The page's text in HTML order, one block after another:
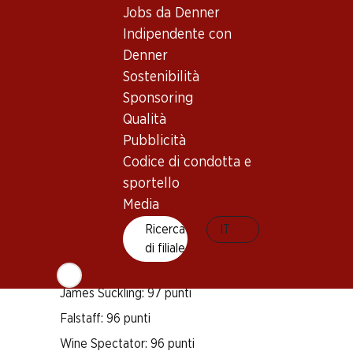
Jobs da Denner
Indipendente con
Denner
Sostenibilità
Sponsoring
Qualità
Pubblicità
Codice di condotta e
sportello
Media
Ricerca
di filiale
Buono a sapersi
Maturità di beva
Riconoscimenti
James Suckling: 97 punti
Falstaff: 96 punti
Wine Spectator: 96 punti